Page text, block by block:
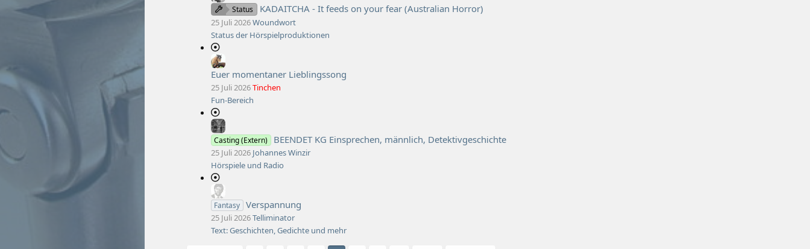
Status KADAITCHA - It feeds on your fear (Australian Horror)
25 Juli 2026Woundwort
Status der Hörspielproduktionen
Euer momentaner Lieblingssong
25 Juli 2026Tinchen
Fun-Bereich
Casting (Extern) BEENDET KG Einsprechen, männlich, Detektivgeschichte
25 Juli 2026 Johannes Winzir
Hörspiele und Radio
Fantasy Verspannung
25 Juli 2026Telliminator
Text: Geschichten, Gedichte und mehr